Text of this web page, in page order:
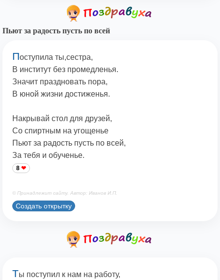
Пьют за радость пусть по всей
Поступила ты,сестра,
В институт без промедленья.
Значит праздновать пора,
В юной жизни достиженья.
Накрывай стол для друзей,
Со спиртным на угощенье
Пьют за радость пусть по всей,
За тебя и обученье.
8
© Принадлежит сайту. Автор: Иванов И.П.
Создать открытку
Ты поступил к нам на работу,